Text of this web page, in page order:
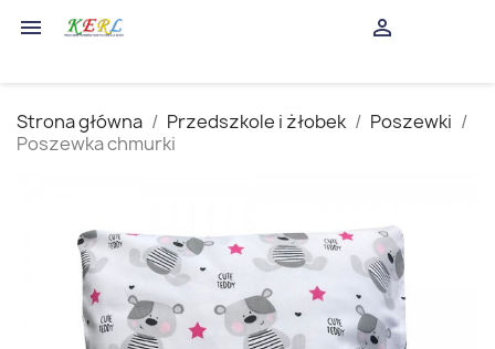
 
Strona główna Przedszkole i żłobek
Poszewki
Poszewka chmurki